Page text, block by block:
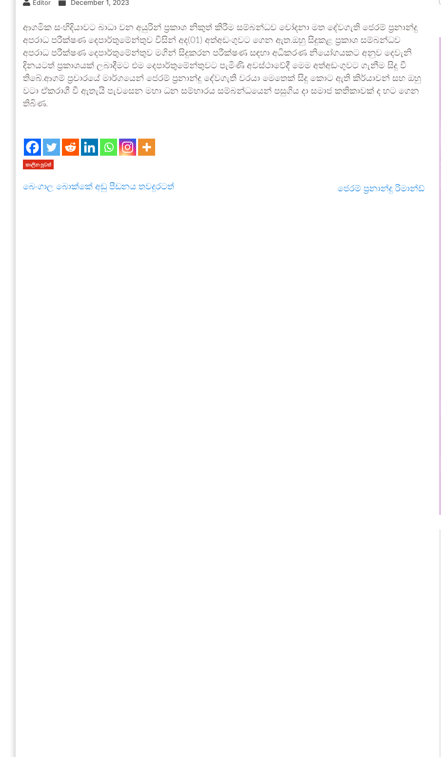
Editor December 1, 2023
ආගමික සංහිදියාවට බාධා වන අයුරින් ප්‍රකාශ නිකුත් කිරීම සම්බන්ධව චෝදනා මත දේවගැති ජෙරම් ප්‍රනාන්දු
අපරාධ පරීක්ෂණ දෙපාර්තුමේන්තුව විසින් අද(01) අත්අඩංගුවට ගෙන ඇත.ඔහු සිදුකළ ප්‍රකාශ සම්බන්ධව
අපරාධ පරීක්ෂණ දෙපාර්තුමේන්තුව මගින් සිදුකරන පරීක්ෂණ සඳහා අධිකරණ නියෝගයකට අනුව දෙවැනි
දිනයටත් ප්‍රකාශයක් ලබාදීමට එම දෙපාර්තුමේන්තුවට පැමිණි අවස්ථාවේදී මෙම අත්අඩංගුවට ගැනීම සිදු වී
තිබේ.ආගම් ප්‍රචාරයේ මාර්ගයෙන් ජෙරම් ප්‍රනාන්දු දේවගැති වරයා මෙතෙක් සිදු කොට ඇති කිර්යාවන් සහ ඔහු
වටා ඒකරාශී වී ඇතැයි පැවසෙන මහා ධන සම්භාරය සම්බන්ධයෙන් පසුගිය දා සමාජ කතිකාවක් ද හට ගෙන
තිබිණ.
කාලීන පුවත්
බෙංගාල බොක්කේ අඩු පීඩනය තවදුරටත් ජෙරම් ප්‍රනාන්දු රිමාන්ඩ්